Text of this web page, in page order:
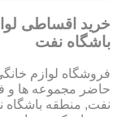
خرید اقساطی
باشگاه نفت
فروشگاه لوازم
حاضر مجموعه ها و
نفت, منطقه باشگاه